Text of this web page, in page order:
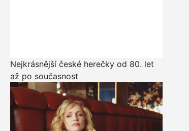
Nejkrásnější české herečky od 80. let
až po současnost